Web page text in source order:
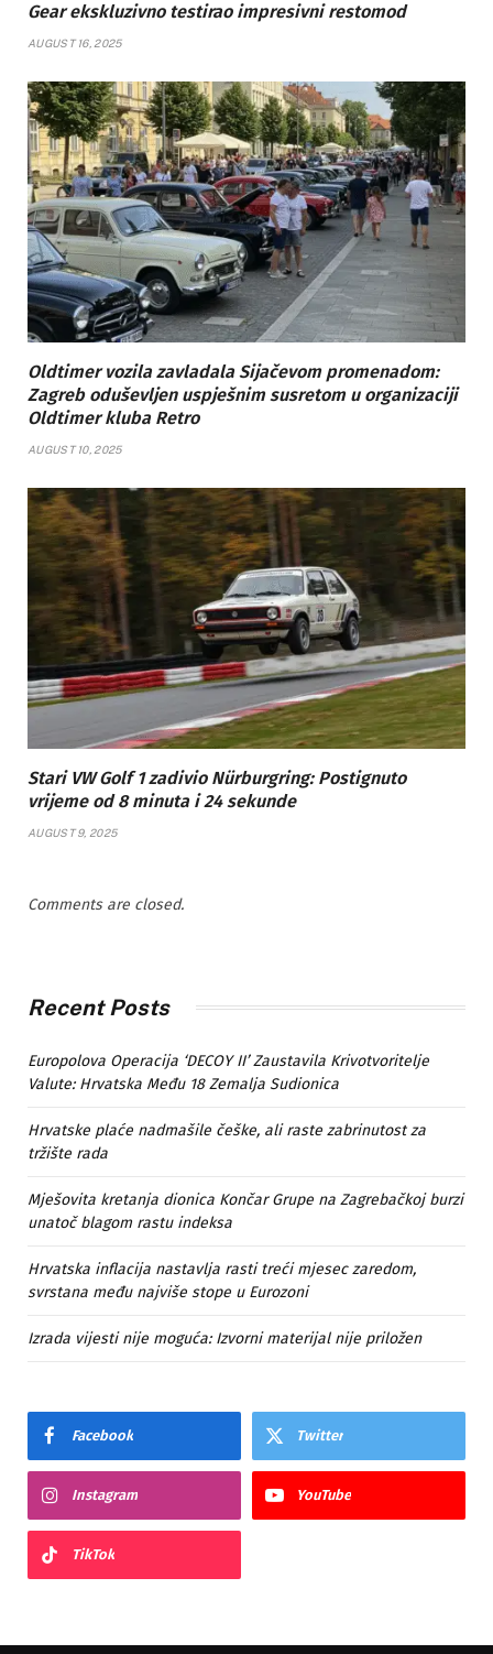
Gear ekskluzivno testirao impresivni restomod
AUGUST 16, 2025
Oldtimer vozila zavladala Sijačevom promenadom:
Zagreb oduševljen uspješnim susretom u organizaciji
Oldtimer kluba Retro
AUGUST 10, 2025
Stari VW Golf 1 zadivio Nürburgring: Postignuto
vrijeme od 8 minuta i 24 sekunde
AUGUST 9, 2025
Comments are closed.
Recent Posts
Europolova Operacija ‘DECOY II’ Zaustavila Krivotvoritelje
Valute: Hrvatska Među 18 Zemalja Sudionica
Hrvatske plaće nadmašile češke, ali raste zabrinutost za
tržište rada
Mješovita kretanja dionica Končar Grupe na Zagrebačkoj burzi
unatoč blagom rastu indeksa
Hrvatska inflacija nastavlja rasti treći mjesec zaredom,
svrstana među najviše stope u Eurozoni
Izrada vijesti nije moguća: Izvorni materijal nije priložen
Facebook Twitter
Instagram YouTube
TikTok